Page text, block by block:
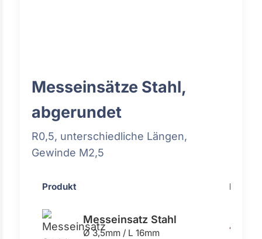
Messeinsätze Stahl,
abgerundet
R0,5, unterschiedliche Längen,
Gewinde M2,5
Produkt Preis
Messeinsatz Stahl
Ø 3,5mm / L 16mm
4,73 €